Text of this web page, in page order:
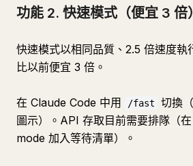
功能 2. 快速模式（便宜 3 倍）
快速模式以相同品質、2.5 倍速度執
比以前便宜 3 倍。
在 Claude Code 中用 /fast
切換
圖示）。API 存取目前需要排隊（
mode 加入等待清單）。